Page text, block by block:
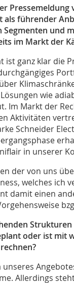
als führender
Segmenten und
im Markt der
ist ganz klar die
wie
Im Markt der
Aktivitäten
Schneider
in unserer
der von uns
welches ich
damit einen
oder ist mit
unseres
Allerdings